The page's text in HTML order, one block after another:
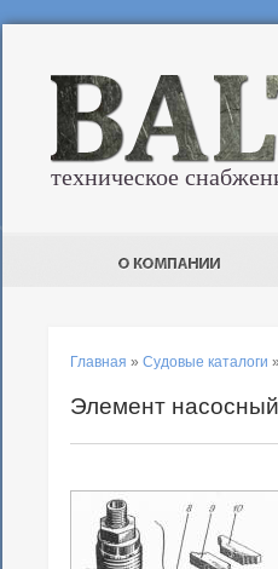
техническое
Главная » Судовые каталоги »
Элемент